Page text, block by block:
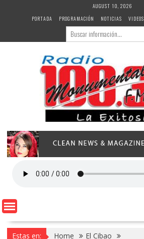
AUGUST 10, 2026
PORTADA
PROGRAMACIÓN NOTICIAS VIDEOS
Estas en: Home
El Cibao